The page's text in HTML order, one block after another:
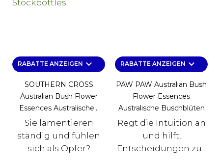
RABATTE ANZEIGEN keyboard_arrow_down
SOUTHERN CROSS
Australian Bush Flower
Essences Australische...
Sie lamentieren
ständig und fühlen
sich als Opfer?
RABATTE ANZEIGEN keyboard_arrow_down
PAW PAW Australian Bush
Flower Essences
Australische Buschblüten
Regt die Intuition an
und hilft,
Entscheidungen zu...